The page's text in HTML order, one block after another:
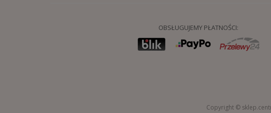
OBSŁUGUJEMY PŁATNOŚCI:
Copyright ©